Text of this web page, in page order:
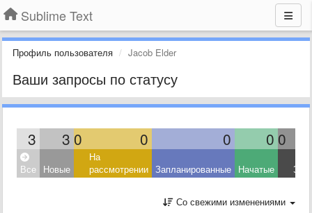
Sublime Text
Профиль пользователя Jacob Elder
Ваши запросы по статусу
3 3 0 0 0 0 0
Все Новые
На
рассмотрении Запланированные Начатые
Со свежими изменениями